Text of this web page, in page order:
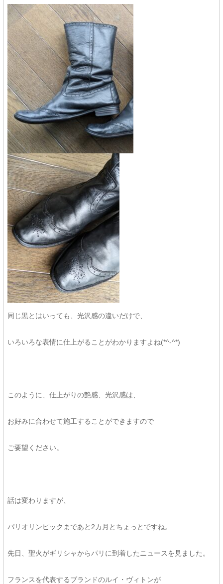
同じ黒とはいっても、光沢感の違いだけで、
いろいろな表情に仕上がることがわかりますよね(*^-^*)
このように、仕上がりの艶感、光沢感は、
お好みに合わせて施工することができますので
ご要望ください。
話は変わりますが、
パリオリンピックまであと2カ月とちょっとですね。
先日、聖火がギリシャからパリに到着したニュースを見ました。
フランスを代表するブランドのルイ・ヴィトンが